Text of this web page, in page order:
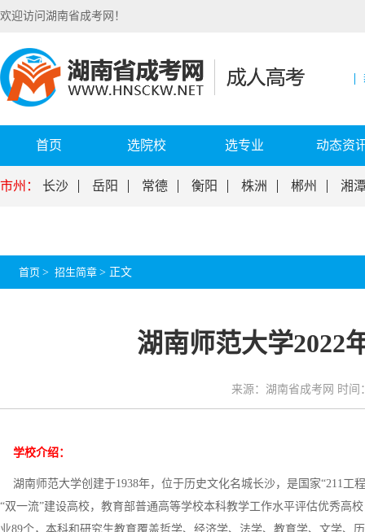
欢迎访问湖南省成考网！
首页 选院校 选专业 动态资
市州： 长沙 岳阳 常德 衡阳 株洲 郴州 湘
首页 > 招生简章 > 正文
湖南师范大学2022
来源：湖南省成考网 时间
学校介绍：
湖南师范大学创建于1938年，位于历史文化名城长沙，是国家“211工
“双一流”建设高校，教育部普通高等学校本科教学工作水平评估优秀高
业89个，本科和研究生教育覆盖哲学、经济学、法学、教育学、文学、